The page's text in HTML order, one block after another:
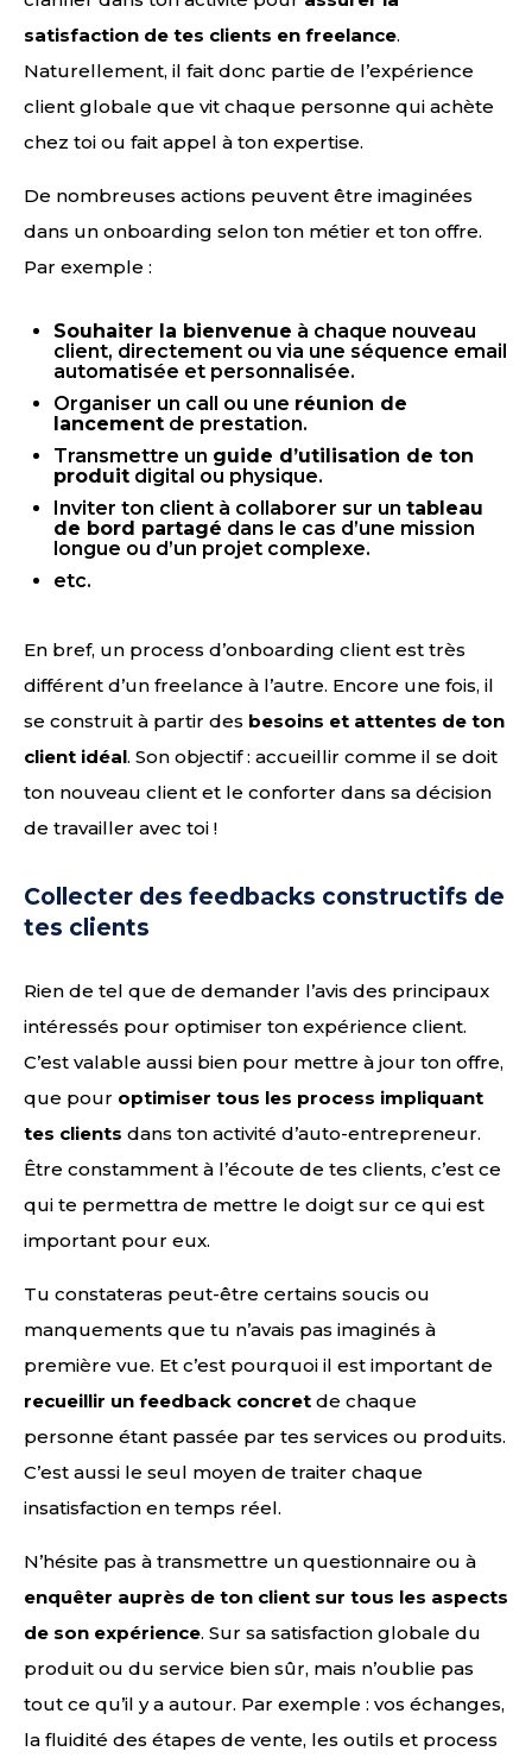
satisfaction de tes clients en freelance.
Naturellement, il fait donc partie de l’expérience
client globale que vit chaque personne qui achète
chez toi ou fait appel à ton expertise.
De nombreuses actions peuvent être imaginées
dans un onboarding selon ton métier et ton offre.
Par exemple :
Souhaiter la bienvenue à chaque nouveau
client, directement ou via une séquence email
automatisée et personnalisée.
Organiser un call ou une réunion de
lancement de prestation.
Transmettre un guide d’utilisation de ton
produit digital ou physique.
Inviter ton client à collaborer sur un tableau
de bord partagé dans le cas d’une mission
longue ou d’un projet complexe.
etc.
En bref, un process d’onboarding client est très
différent d’un freelance à l’autre. Encore une fois, il
se construit à partir des besoins et attentes de ton
client idéal. Son objectif : accueillir comme il se doit
ton nouveau client et le conforter dans sa décision
de travailler avec toi !
Collecter des feedbacks constructifs de
tes clients
Rien de tel que de demander l’avis des principaux
intéressés pour optimiser ton expérience client.
C’est valable aussi bien pour mettre à jour ton offre,
que pour optimiser tous les process impliquant
tes clients dans ton activité d’auto-entrepreneur.
Être constamment à l’écoute de tes clients, c’est ce
qui te permettra de mettre le doigt sur ce qui est
important pour eux.
Tu constateras peut-être certains soucis ou
manquements que tu n’avais pas imaginés à
première vue. Et c’est pourquoi il est important de
recueillir un feedback concret de chaque
personne étant passée par tes services ou produits.
C’est aussi le seul moyen de traiter chaque
insatisfaction en temps réel.
N’hésite pas à transmettre un questionnaire ou à
enquêter auprès de ton client sur tous les aspects
de son expérience. Sur sa satisfaction globale du
produit ou du service bien sûr, mais n’oublie pas
tout ce qu’il y a autour. Par exemple : vos échanges,
la fluidité des étapes de vente, les outils et process